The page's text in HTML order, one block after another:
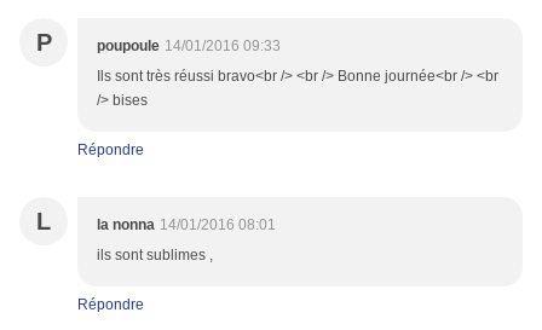
P poupoule 14/01/2016 09:33
Ils sont très réussi bravo<br /> <br /> Bonne journée<br /> <br
/> bises
Répondre
L la nonna 14/01/2016 08:01
ils sont sublimes ,
Répondre